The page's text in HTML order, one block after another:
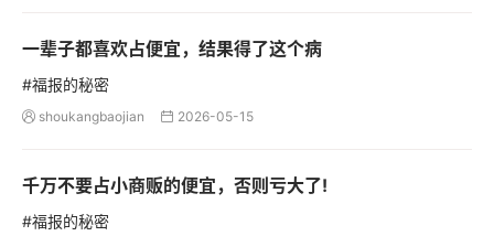
一辈子都喜欢占便宜，结果得了这个病
#福报的秘密
 shoukangbaojian  2026-05-15
千万不要占小商贩的便宜，否则亏大了!
#福报的秘密